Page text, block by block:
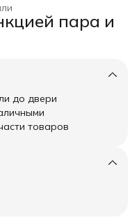
пара и
до двери
товаров